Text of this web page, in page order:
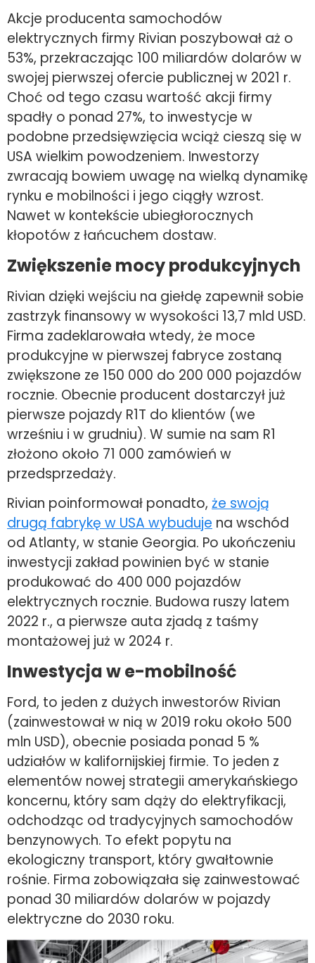
Akcje producenta samochodów
elektrycznych firmy Rivian poszybował aż o
53%, przekraczając 100 miliardów dolarów w
swojej pierwszej ofercie publicznej w 2021 r.
Choć od tego czasu wartość akcji firmy
spadły o ponad 27%, to inwestycje w
podobne przedsięwzięcia wciąż cieszą się w
USA wielkim powodzeniem. Inwestorzy
zwracają bowiem uwagę na wielką dynamikę
rynku e mobilności i jego ciągły wzrost.
Nawet w kontekście ubiegłorocznych
kłopotów z łańcuchem dostaw.
Zwiększenie mocy produkcyjnych
Rivian dzięki wejściu na giełdę zapewnił sobie
zastrzyk finansowy w wysokości 13,7 mld USD.
Firma zadeklarowała wtedy, że moce
produkcyjne w pierwszej fabryce zostaną
zwiększone ze 150 000 do 200 000 pojazdów
rocznie. Obecnie producent dostarczył już
pierwsze pojazdy R1T do klientów (we
wrześniu i w grudniu). W sumie na sam R1
złożono około 71 000 zamówień w
przedsprzedaży.
Rivian poinformował ponadto, że swoją
drugą fabrykę w USA wybuduje na wschód
od Atlanty, w stanie Georgia. Po ukończeniu
inwestycji zakład powinien być w stanie
produkować do 400 000 pojazdów
elektrycznych rocznie. Budowa ruszy latem
2022 r., a pierwsze auta zjadą z taśmy
montażowej już w 2024 r.
Inwestycja w e-mobilność
Ford, to jeden z dużych inwestorów Rivian
(zainwestował w nią w 2019 roku około 500
mln USD), obecnie posiada ponad 5 %
udziałów w kalifornijskiej firmie. To jeden z
elementów nowej strategii amerykańskiego
koncernu, który sam dąży do elektryfikacji,
odchodząc od tradycyjnych samochodów
benzynowych. To efekt popytu na
ekologiczny transport, który gwałtownie
rośnie. Firma zobowiązała się zainwestować
ponad 30 miliardów dolarów w pojazdy
elektryczne do 2030 roku.